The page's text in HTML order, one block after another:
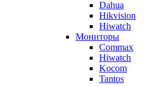
Dahua
Hikvision
Hiwatch
Мониторы
Commax
Hiwatch
Kocom
Tantos